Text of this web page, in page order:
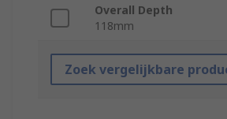
Overall Depth
118mm
Zoek vergelijkbare